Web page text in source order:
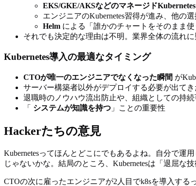
EKS/GKE/AKSなどのマネージドKubernetes
エンジニアのKubernetes習得が進み、他の
Helm による「誰かのチャートをそのまま
それでも決定的な理由は不明。業界全体の流れ
Kubernetes導入の最適なタイミング
CTOが唯一のエンジニアでなくなった瞬間 が
サーバー構築者以外がデプロイする必要が出てき
退職時のノウハウ流出防止や、組織としての持
「 システムが知識を持つ 」ことの重要性
Hackerたちの意見
Kubernetesってほんとどこにでもあるよね。自分で運
じゃないかな。結局のところ、Kubernetesは「退屈な
CTOの次に雇ったエンジニアが2人目でk8sを導入す